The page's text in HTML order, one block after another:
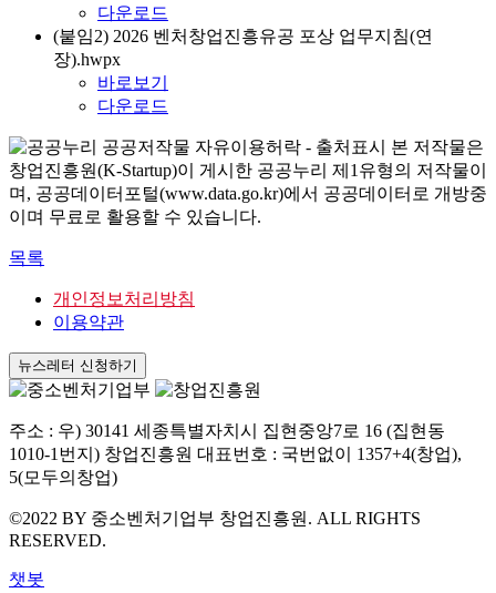
다운로드
(붙임2) 2026 벤처창업진흥유공 포상 업무지침(연
장).hwpx
바로보기
다운로드
본 저작물은
창업진흥원(K-Startup)이 게시한 공공누리 제1유형의 저작물이
며, 공공데이터포털(www.data.go.kr)에서 공공데이터로 개방중
이며 무료로 활용할 수 있습니다.
목록
개인정보처리방침
이용약관
뉴스레터 신청하기
주소 : 우) 30141 세종특별자치시 집현중앙7로 16 (집현동
1010-1번지) 창업진흥원 대표번호 : 국번없이 1357+4(창업),
5(모두의창업)
©2022 BY 중소벤처기업부 창업진흥원. ALL RIGHTS
RESERVED.
챗봇